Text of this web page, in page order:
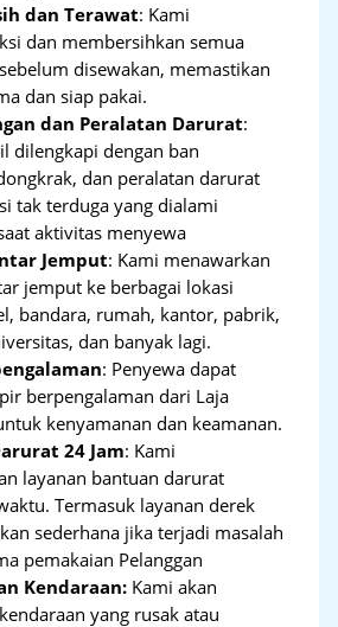
dan Terawat: Kami
dan membersihkan semua
disewakan, memastikan
dan siap pakai.
dan Peralatan Darurat:
dilengkapi dengan ban
dan peralatan darurat
tak terduga yang dialami
aktivitas menyewa
Jemput: Kami menawarkan
jemput ke berbagai lokasi
bandara, rumah, kantor, pabrik,
dan banyak lagi.
: Penyewa dapat
berpengalaman dari Laja
kenyamanan dan keamanan.
24 Jam: Kami
layanan bantuan darurat
Termasuk layanan derek
sederhana jika terjadi masalah
pemakaian Pelanggan
Kendaraan: Kami akan
yang rusak atau